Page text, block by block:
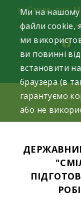
content
м. Сміла, вул.
Ми на нашому
файли cookie,
ми
ви повинні
встановити
браузера (в
гарантуємо
або не